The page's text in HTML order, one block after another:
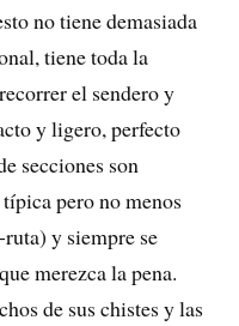
no tiene demasiada
tiene toda la
el sendero y
y ligero, perfecto
secciones son
pero no menos
y siempre se
merezca la pena.
de sus chistes y las